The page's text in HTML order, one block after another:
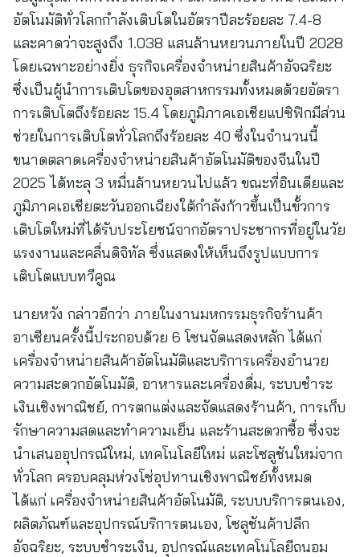
อัตโนมัติทั่วโลกกำลังเติบโตในอัตราปีละร้อยละ 7.4-8
และคาดว่าจะสูงถึง 1.038 แสนล้านหยวนภายในปี 2028
โดยเฉพาะอย่างยิ่ง ธุรกิจเครื่องจำหน่ายสินค้าอัจฉริยะ
ซึ่งเป็นผู้นำการเติบโตของอุตสาหกรรมทั้งหมดด้วยอัตรา
การเติบโตถึงร้อยละ 15.4 โดยภูมิภาคเอเชียแปซิฟิกมีส่วน
ช่วยในการเติบโตทั่วโลกถึงร้อยละ 40 ซึ่งในจำนวนนี้
ขนาดตลาดเครื่องจำหน่ายสินค้าอัตโนมัติของจีนในปี
2025 ได้ทะลุ 3 หมื่นล้านหยวนไปแล้ว ขณะที่อินเดียและ
ภูมิภาคเอเชียตะวันออกเฉียงใต้กำลังก้าวขึ้นเป็นขั้วการ
เติบโตใหม่ที่ได้รับประโยชน์จากอัตราประชากรที่อยู่ในวัย
แรงงานและคลื่นดิจิทัล ซึ่งแสดงให้เห็นถึงรูปแบบการ
เติบโตแบบทวีคูณ
นายหวัง กล่าวอีกว่า ภายในงานมหกรรมธุรกิจร้านค้า
อาเซียนครั้งนี้ประกอบด้วย 6 โซนจัดแสดงหลัก ได้แก่
เครื่องจำหน่ายสินค้าอัตโนมัติและบริการเครื่องอำนวย
ความสะดวกอัตโนมัติ, อาหารและเครื่องดื่ม, ระบบชำระ
เงินเชิงพาณิชย์, การตกแต่งและจัดแสดงร้านค้า, การเก็บ
รักษาความสดและทำความเย็น และร้านสะดวกซื้อ ซึ่งจะ
นำเสนออุปกรณ์ใหม่, เทคโนโลยีใหม่ และโซลูชันใหม่จาก
ทั่วโลก ครอบคลุมห่วงโซ่อุปทานเชิงพาณิชย์ทั้งหมด
ได้แก่ เครื่องจำหน่ายสินค้าอัตโนมัติ, ระบบบริการตนเอง,
ผลิตภัณฑ์และอุปกรณ์บริการตนเอง, โซลูชันค้าปลีก
อัจฉริยะ, ระบบชำระเงิน, อุปกรณ์และเทคโนโลยีถนอม